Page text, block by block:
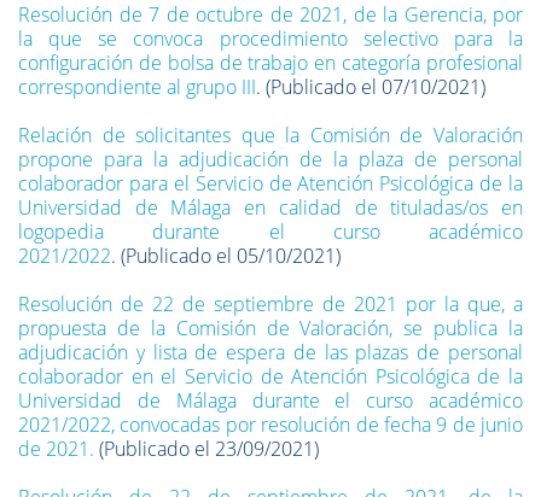
Resolución de 7 de octubre de 2021, de la Gerencia, por
la que se convoca procedimiento selectivo para la
configuración de bolsa de trabajo en categoría profesional
correspondiente al grupo III. (Publicado el 07/10/2021)
Relación de solicitantes que la Comisión de Valoración
propone para la adjudicación de la plaza de personal
colaborador para el Servicio de Atención Psicológica de la
Universidad de Málaga en calidad de tituladas/os en
logopedia durante el curso académico
2021/2022. (Publicado el 05/10/2021)
Resolución de 22 de septiembre de 2021 por la que, a
propuesta de la Comisión de Valoración, se publica la
adjudicación y lista de espera de las plazas de personal
colaborador en el Servicio de Atención Psicológica de la
Universidad de Málaga durante el curso académico
2021/2022, convocadas por resolución de fecha 9 de junio
de 2021. (Publicado el 23/09/2021)